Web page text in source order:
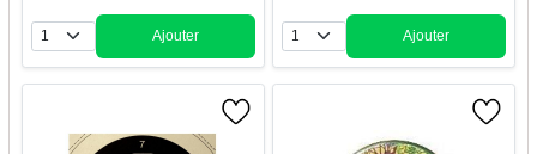
Quantité
Ajouter
Quantité
Ajouter